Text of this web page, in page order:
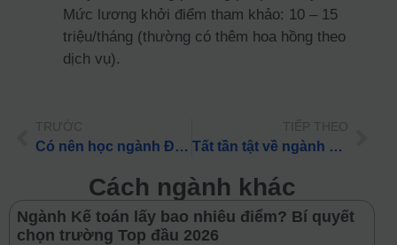
Mức lương khởi điểm tham khảo: 10 – 15
triệu/tháng (thường có thêm hoa hồng theo
dịch vụ).
Có nên học ngành Điều dưỡng? Triển vọng & Tổ hợp xét tuyển 2026 Tất tần tật về ngành Y học dự phòng: Học phí, điểm chuẩn & việc làm 2026
Cách ngành khác
Ngành Kế toán lấy bao nhiêu điểm? Bí quyết
chọn trường Top đầu 2026